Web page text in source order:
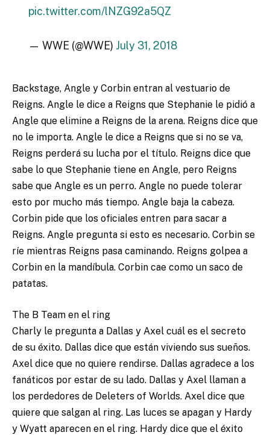
pic.twitter.com/lNZG92a5QZ
— WWE (@WWE) July 31, 2018
Backstage, Angle y Corbin entran al vestuario de
Reigns. Angle le dice a Reigns que Stephanie le pidió a
Angle que elimine a Reigns de la arena. Reigns dice que
no le importa. Angle le dice a Reigns que si no se va,
Reigns perderá su lucha por el título. Reigns dice que
sabe lo que Stephanie tiene en Angle, pero Reigns
sabe que Angle es un perro. Angle no puede tolerar
esto por mucho más tiempo. Angle baja la cabeza.
Corbin pide que los oficiales entren para sacar a
Reigns. Angle pregunta si esto es necesario. Corbin se
ríe mientras Reigns pasa caminando. Reigns golpea a
Corbin en la mandíbula. Corbin cae como un saco de
patatas.
The B Team en el ring
Charly le pregunta a Dallas y Axel cuál es el secreto
de su éxito. Dallas dice que están viviendo sus sueños.
Axel dice que no quiere rendirse. Dallas agradece a los
fanáticos por estar de su lado. Dallas y Axel llaman a
los perdedores de Deleters of Worlds. Axel dice que
quiere que salgan al ring. Las luces se apagan y Hardy
y Wyatt aparecen en el ring. Hardy dice que el éxito